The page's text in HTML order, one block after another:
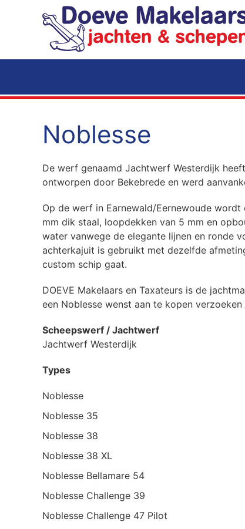
Terug naar hoofdinhoud
Noblesse
De werf genaamd Jachtwerf Westerdijk
ontworpen door Bekebrede en werd
Op de werf in Earnewald/Eernewoude
mm dik staal, loopdekken van 5 mm en
water vanwege de elegante lijnen en ronde
achterkajuit is gebruikt met dezelfde
custom schip gaat.
DOEVE Makelaars en Taxateurs is de
een Noblesse wenst aan te kopen verzoeken
Scheepswerf / Jachtwerf
Jachtwerf Westerdijk
Types
Noblesse
Noblesse 35
Noblesse 38
Noblesse 38 XL
Noblesse Bellamare 54
Noblesse Challenge 39
Noblesse Challenge 47 Pilot